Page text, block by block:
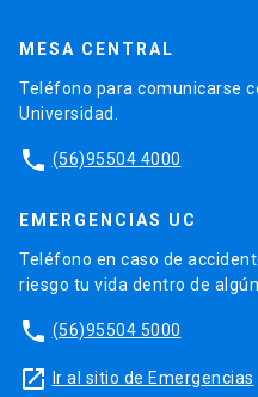
MESA CENTRAL
Teléfono para comunicarse
Universidad.
phone (56)95504 4000
EMERGENCIAS UC
Teléfono en caso de
riesgo tu vida dentro de
phone (56)95504 5000
launch Ir al sitio de Emergencias